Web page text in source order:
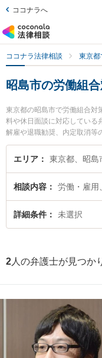
ココナラへ
ココナラ法律相談 東京都
昭島市の労働組
東京都の昭島市で労働組合対
料や休日面談に対応している
解雇や退職勧奨、内定取消等
特に金法律事務所の金 浩俊
ロフィール情報や弁護士費
回相談無料で労働組合対策
い』などでお困りの相談者さ
エリア 東京都、昭島
相談内容 労働・雇用
詳細条件 未選択
2 人の弁護士が見つか